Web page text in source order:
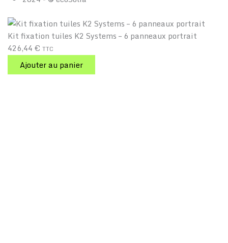
Kit fixation tuiles K2 Systems – 6 panneaux portrait
426,44 € TTC
Ajouter au panier